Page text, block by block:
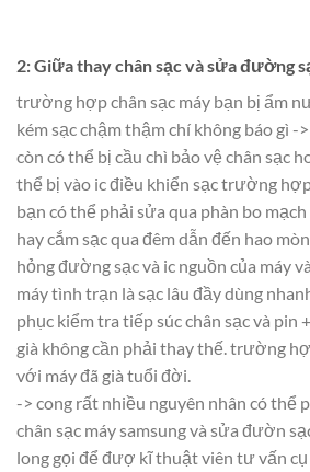
2: Giữa thay chân sạc và sửa đường
trường hợp chân sạc máy bạn bị ẩm
kém sạc chậm thậm chí không báo gì -
còn có thể bị cầu chì bảo vệ chân sạc
thể bị vào ic điều khiển sạc trường
bạn có thể phải sửa qua phàn bo mạch
hay cắm sạc qua đêm dẫn đến hao
hỏng đường sạc và ic nguồn của máy
máy tình trạn là sạc lâu đầy dùng
phục kiểm tra tiếp súc chân sạc và pin
già không cần phải thay thế. trường
với máy đã già tuổi đời.
-> cong rất nhiều nguyên nhân có thể
chân sạc máy samsung và sửa đườn
long gọi để đượ kĩ thuật viên tư vấn